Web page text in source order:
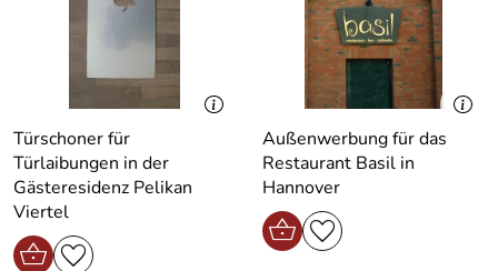
Türschoner für
Türlaibungen in der
Gästeresidenz Pelikan
Viertel
Außenwerbung für das
Restaurant Basil in
Hannover